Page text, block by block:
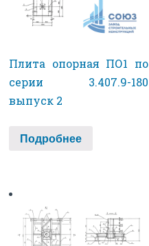
Плита опорная ПО1 по
серии 3.407.9-180
выпуск 2
Подробнее